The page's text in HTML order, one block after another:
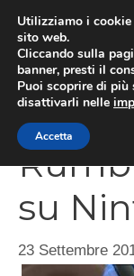
contenuto
Super
su
23 Settembre
Utilizziamo i
sito web.
Cliccando sulla
banner, presti il
Puoi scoprire di
disattivarli nelle
Accetta